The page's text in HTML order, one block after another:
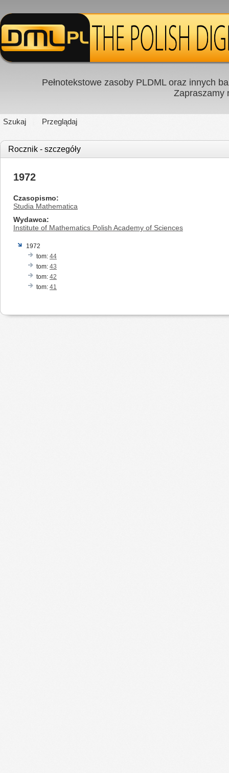
Pełnotekstowe zasoby PLDML oraz innych
Zapraszamy
Szukaj Przeglądaj
Rocznik - szczegóły
1972
Czasopismo
Studia Mathematica
Wydawca
Institute of Mathematics Polish Academy of Sciences
1972
tom: 44
tom: 43
tom: 42
tom: 41